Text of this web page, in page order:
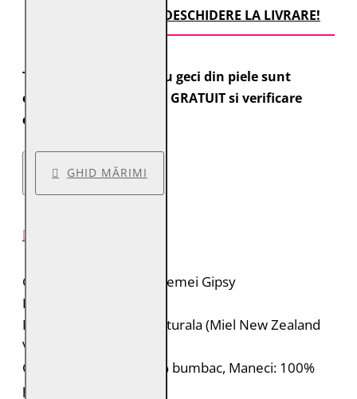
TRANSPORT CU DESCHIDERE LA LIVRARE!
Toate comenzile pentru geci din piele sunt
expediate cu transport GRATUIT si verificare
colet.
GHID MĂRIMI
Geaca de piele pentru femei Gipsy
Brand: Gipsy
Material: 100% piele naturala (Miel New Zealand
Vintage Veg)
Captuseala: Corp: 100% bumbac, Maneci: 100%
poliester